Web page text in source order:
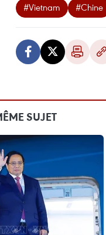
#Vietnam #Chine
SUJET